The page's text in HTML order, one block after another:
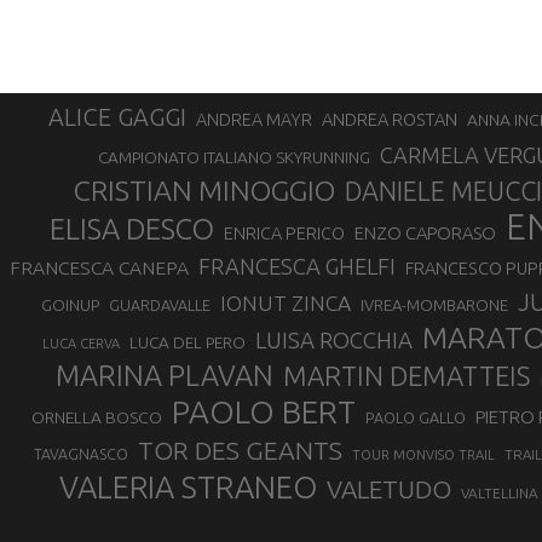
ALICE GAGGI ANDREA MAYR ANDREA ROSTAN ANNA
CAMPIONATO ITALIANO SKYRUNNING CARMELA
CRISTIAN MINOGGIO DANIELE MEUCCI
ELISA DESCO ENRICA PERICO ENZO CAPORASO
FRANCESCA CANEPA FRANCESCA GHELFI FRANCESCO
GOINUP GUARDAVALLE IONUT ZINCA IVREA-MOMBARONE
LUCA CERVA LUCA DEL PERO LUISA ROCCHIA
MARINA PLAVAN MARTIN DEMATTEIS
ORNELLA BOSCO PAOLO BERT PAOLO GALLO PIETRO
TAVAGNASCO TOR DES GEANTS TOUR MONVISO TRAIL
VALERIA STRANEO VALETUDO VALTELLINA